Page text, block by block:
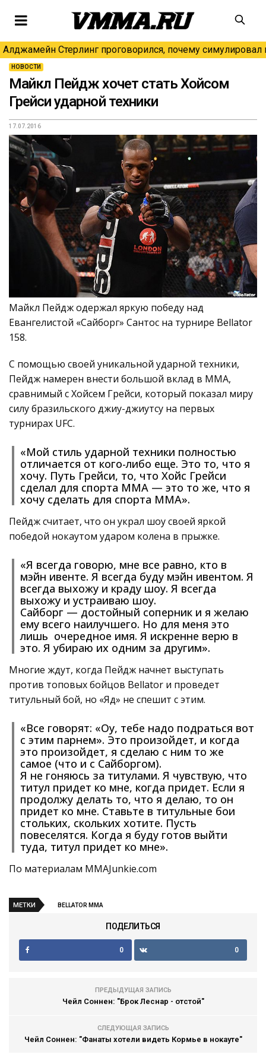
Алджамейн Стерлинг проговорился, почему симулировал
НОВОСТИ
Майкл Пейдж хочет стать Хойсом
Грейси ударной техники
17.07.2016
Майкл Пейдж одержал яркую победу над
Евангелистой «Сайборг» Сантос на турнире Bellator
158.
С помощью своей уникальной ударной техники,
Пейдж намерен внести большой вклад в ММА,
сравнимый с Хойсем Грейси, который показал миру
силу бразильского джиу-джиутсу на первых
турнирах UFC.
«Мой стиль ударной техники полностью
отличается от кого-либо еще. Это то, что я
хочу. Путь Грейси, то, что Хойс Грейси
сделал для спорта ММА — это то же, что я
хочу сделать для спорта ММА».
Пейдж считает, что он украл шоу своей яркой
победой нокаутом ударом колена в прыжке.
«Я всегда говорю, мне все равно, кто в
мэйн ивенте. Я всегда буду мэйн ивентом. Я
всегда выхожу и краду шоу. Я всегда
выхожу и устраиваю шоу.
Сайборг — достойный соперник и я желаю
ему всего наилучшего. Но для меня это
лишь очередное имя. Я искренне верю в
это. Я убираю их одним за другим».
Многие ждут, когда Пейдж начнет выступать
против топовых бойцов Bellator и проведет
титульный бой, но «Яд» не спешит с этим.
«Все говорят: «Оу, тебе надо подраться вот
с этим парнем». Это произойдет, и когда
это произойдет, я сделаю с ним то же
самое (что и с Сайборгом).
Я не гоняюсь за титулами. Я чувствую, что
титул придет ко мне, когда придет. Если я
продолжу делать то, что я делаю, то он
придет ко мне. Ставьте в титульные бои
стольких, скольких хотите. Пусть
повеселятся. Когда я буду готов выйти
туда, титул придет ко мне».
По материалам MMAJunkie.com
МЕТКИ BELLATOR MMA
ПОДЕЛИТЬСЯ
0 0
ПРЕДЫДУЩАЯ ЗАПИСЬ
Чейл Соннен: "Брок Леснар - отстой"
СЛЕДУЮЩАЯ ЗАПИСЬ
Чейл Соннен: "Фанаты хотели видеть Кормье в нокауте"